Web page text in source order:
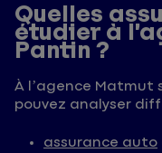
Quelles
étudier à
Pantin ?
À l’agence Matmut
pouvez analyser
assurance auto